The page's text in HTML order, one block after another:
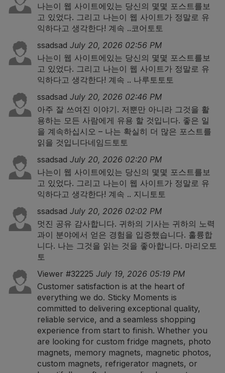
나는이 웹 사이트에있는 당신의 몇몇 포스트를보
고 있었다. 그리고 나는이 웹 사이트가 정말로 유
익하다고 생각한다! 계속 ..코어토토
ssadsad July 20, 2026 02:56 PM
나는이 웹 사이트에있는 당신의 몇몇 포스트를보
고 있었다. 그리고 나는이 웹 사이트가 정말로 유
익하다고 생각한다! 계속 .. 나루토토토
ssadsad July 20, 2026 02:46 PM
아주 잘 쓰여진 이야기. 저뿐만 아니라 그것을 활
용하는 모든 사람에게 유용 할 것입니다. 좋은 일
을 계속하십시오 – 나는 확실히 더 많은 포스트를
읽을 것입니다네임드토토
ssadsad July 20, 2026 02:20 PM
나는이 웹 사이트에있는 당신의 몇몇 포스트를보
고 있었다. 그리고 나는이 웹 사이트가 정말로 유
익하다고 생각한다! 계속 .. 지니토토
ssadsad July 20, 2026 02:02 PM
멋진 공유 감사합니다. 귀하의 기사는 귀하의 노력
과이 분야에서 얻은 경험을 입증했습니다. 훌륭합
니다. 나는 그것을 읽는 것을 좋아합니다. 마리오토
토
Viewer #32225 July 19, 2026 05:19 PM
Customer satisfaction is at the heart of
everything we do. Sticky Moments is
committed to delivering exceptional quality,
reliable service, and a seamless shopping
experience from start to finish. Whether you
are looking for custom fridge magnets, photo
magnets, memory magnets, magnetic photos,
custom magnets, refrigerator magnets, or